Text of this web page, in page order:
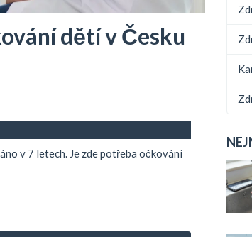
dětí v Česku
v 7 letech. Je zde potřeba očkování